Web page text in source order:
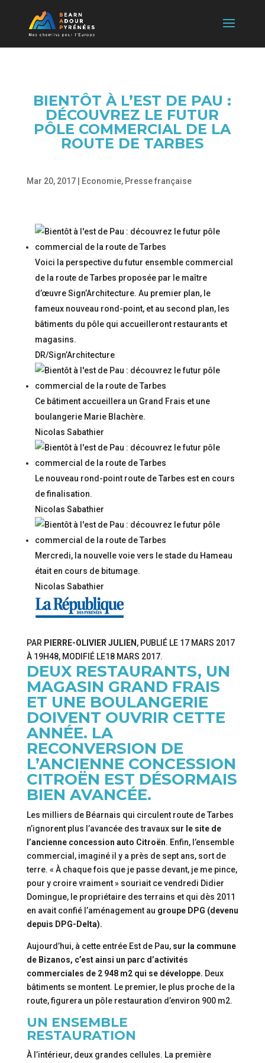
BIENTÔT À L’EST DE PAU :
DÉCOUVREZ LE FUTUR
PÔLE COMMERCIAL DE LA
ROUTE DE TARBES
Mar 20, 2017| Economie, Presse française
Voici la perspective du futur ensemble commercial
de la route de Tarbes proposée par le maître
d’œuvre Sign’Architecture. Au premier plan, le
fameux nouveau rond-point, et au second plan, les
bâtiments du pôle qui accueilleront restaurants et
magasins.
DR/Sign’Architecture
Ce bâtiment accueillera un Grand Frais et une
boulangerie Marie Blachère.
Nicolas Sabathier
Le nouveau rond-point route de Tarbes est en cours
de finalisation.
Nicolas Sabathier
Mercredi, la nouvelle voie vers le stade du Hameau
était en cours de bitumage.
Nicolas Sabathier
PAR PIERRE-OLIVIER JULIEN , PUBLIÉ LE 17 MARS 2017
À 19H48, MODIFIÉ LE18 MARS 2017.
DEUX RESTAURANTS, UN
MAGASIN GRAND FRAIS
ET UNE BOULANGERIE
DOIVENT OUVRIR CETTE
ANNÉE. LA
RECONVERSION DE
L’ANCIENNE CONCESSION
CITROËN EST DÉSORMAIS
BIEN AVANCÉE.
Les milliers de Béarnais qui circulent route de Tarbes
n’ignorent plus l’avancée des travauxsur le site de
l’ancienne concession auto Citroën. Enfin, l’ensemble
commercial, imaginé il y a près de sept ans, sort de
terre. « À chaque fois que je passe devant, je me pince,
pour y croire vraiment » souriait ce vendredi Didier
Domingue, le propriétaire des terrains et qui dès 2011
en avait confié l’aménagement au groupe DPG (devenu
depuis DPG-Delta).
Aujourd’hui, à cette entrée Est de Pau, sur la commune
de Bizanos, c’est ainsi un parc d’activités
commerciales de 2 948 m2 qui se développe. Deux
bâtiments se montent. Le premier, le plus proche de la
route, figurera un pôle restauration d’environ 900 m2.
UN ENSEMBLE
RESTAURATION
À l’intérieur, deux grandes cellules. La première